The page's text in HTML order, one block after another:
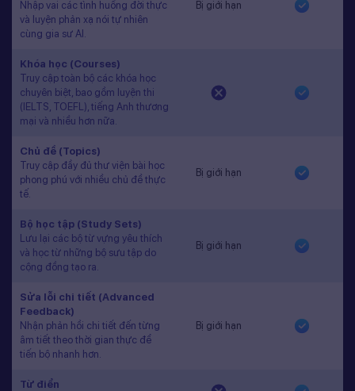
Nhập vai các tình huống đời thực
và luyện phản xạ nói tự nhiên
cùng gia sư AI.
Bị giới hạn
Khóa học (Courses)
Truy cập toàn bộ các khóa học
chuyên biệt, bao gồm luyện thi
(IELTS, TOEFL), tiếng Anh thương
mại và nhiều hơn nữa.
Chủ đề (Topics)
Truy cập đầy đủ thư viện bài học
phong phú với nhiều chủ đề thực
tế.
Bị giới hạn
Bộ học tập (Study Sets)
Lưu lại các bộ từ vựng yêu thích
và học từ những bộ sưu tập do
cộng đồng tạo ra.
Bị giới hạn
Sửa lỗi chi tiết (Advanced
Feedback)
Nhận phản hồi chi tiết đến từng
âm tiết theo thời gian thực để
tiến bộ nhanh hơn.
Bị giới hạn
Từ điển